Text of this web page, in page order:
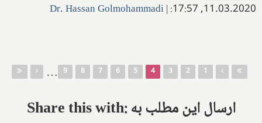
11.03.2020, 17:57:
|
Dr. Hassan Golmohammadi
1
2
3
4
5
6
7
8
9
…
Share this with: ارسال این مطلب به